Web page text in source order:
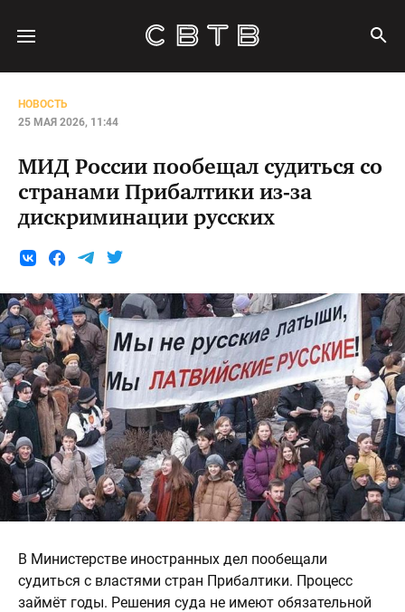
НОВОСТЬ
25 МАЯ 2026, 11:44
МИД России пообещал судиться со
странами Прибалтики из-за
дискриминации русских
В Министерстве иностранных дел пообещали
судиться с властями стран Прибалтики. Процесс
займёт годы. Решения суда не имеют обязательной